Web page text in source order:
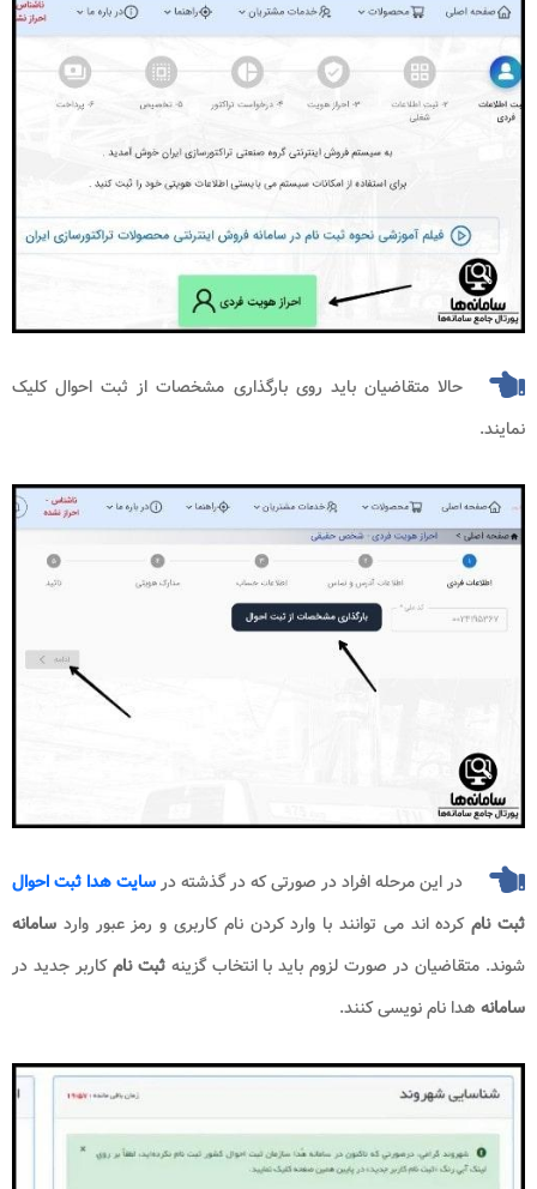
حالا متقاضیان باید روی بارگذاری مشخصات از ثبت احوال کلیک
نمایند.
در این مرحله افراد در صورتی که در گذشته درسایت هدا ثبت احوال
ثبت نامکرده اند می توانند با وارد کردن نام کاربری و رمز عبور وارد سامانه
شوند. متقاضیان در صورت لزوم باید با انتخاب گزینهثبت نامکاربر جدید در
سامانه هدا نام نویسی کنند.